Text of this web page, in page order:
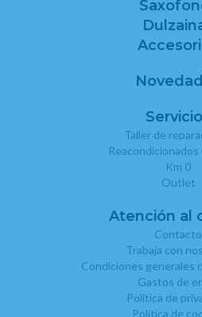
Taller de
Reacondicionados
Km 0
Outlet
Atención al
Contacto
Trabaja con
Condiciones generales
Gastos de
Política de
Política de